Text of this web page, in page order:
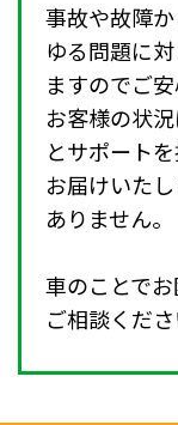
事故や故障
ゆる問題に
ますのでご安
お客様の状
とサポート
お届けいた
ありません。
車のことで
ご相談くださ